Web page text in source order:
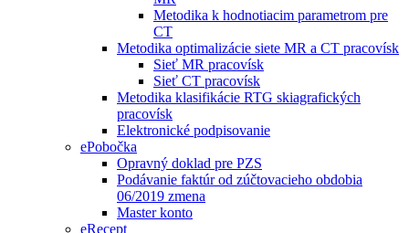
Metodika k hodnotiacim parametrom pre
CT
Metodika optimalizácie siete MR a CT pracovísk
Sieť MR pracovísk
Sieť CT pracovísk
Metodika klasifikácie RTG skiagrafických
pracovísk
Elektronické podpisovanie
ePobočka
Opravný doklad pre PZS
Podávanie faktúr od zúčtovacieho obdobia
06/2019 zmena
Master konto
eRecept